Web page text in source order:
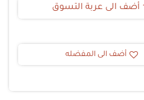
أضف الى عربة التسوق
أضف الى المفضله